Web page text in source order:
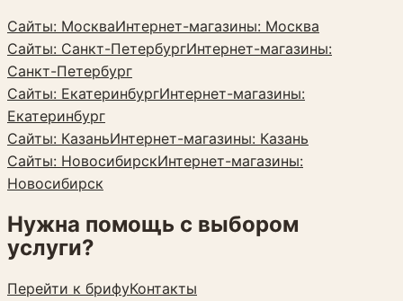
Сайты: МоскваИнтернет-магазины: Москва
Сайты: Санкт-ПетербургИнтернет-магазины:
Санкт-Петербург
Сайты: ЕкатеринбургИнтернет-магазины:
Екатеринбург
Сайты: КазаньИнтернет-магазины: Казань
Сайты: НовосибирскИнтернет-магазины:
Новосибирск
Нужна помощь с выбором
услуги?
Перейти к брифуКонтакты